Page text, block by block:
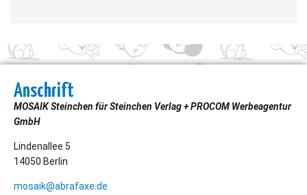
Anschrift
MOSAIK Steinchen für Steinchen Verlag + PROCOM Werbeagentur
GmbH
Lindenallee 5
14050 Berlin
mosaik@abrafaxe.de